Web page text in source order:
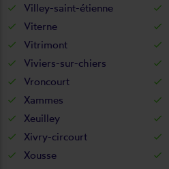
Villey-saint-étienne
Viterne
Vitrimont
Viviers-sur-chiers
Vroncourt
Xammes
Xeuilley
Xivry-circourt
Xousse